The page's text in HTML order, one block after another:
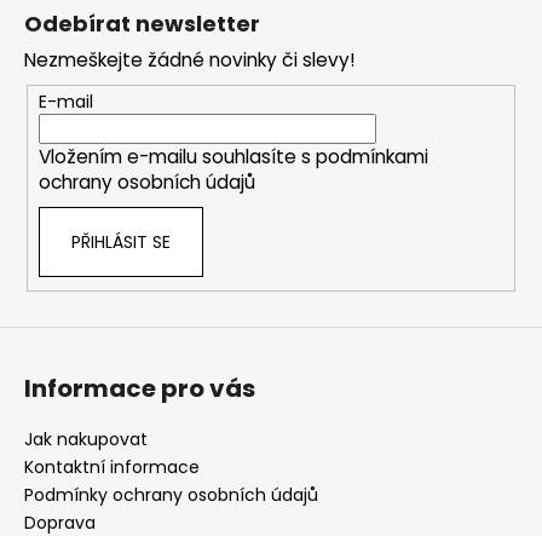
p
r
v
k
y
u
Odebírat newsletter
Nezmeškejte žádné novinky či slevy!
E-mail
Vložením e-mailu souhlasíte s podmínkami
ochrany osobních údajů
PŘIHLÁSIT SE
Informace pro vás
Jak nakupovat
Kontaktní informace
Podmínky ochrany osobních údajů
Doprava